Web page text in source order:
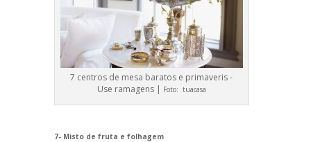
7 centros de mesa baratos e primaveris -
Use ramagens | Foto: tuacasa
7- Misto de fruta e folhagem